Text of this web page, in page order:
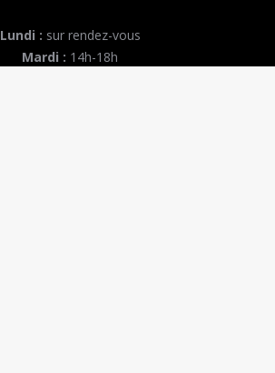
Lundi : sur rendez-vous
Mardi : 14h-18h